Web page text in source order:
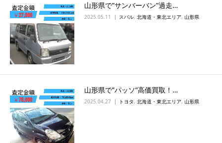
山形県で”サンバーバン”過走…
2025.05.11 スバル, 北海道・東北エリア, 山形県
山形県で”パッソ”高価買取！…
2025.04.27 トヨタ, 北海道・東北エリア, 山形県